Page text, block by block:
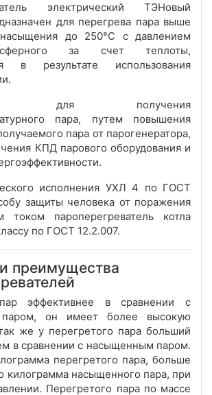
электрический ТЭНовый
для перегрева пара выше
до 250°С с давлением
за счет теплоты,
в результате использования
для получения
пара, путем повышения
пара от парогенератора,
КПД парового оборудования и
исполнения УХЛ 4 по ГОСТ
защиты человека от поражения
током пароперегреватель котла
по ГОСТ 12.2.007.
преимущества
эффективнее в сравнении с
он имеет более высокую
же у перегретого пара больший
в сравнении с насыщенным паром.
перегретого пара, больше
килограмма насыщенного пара, при
Перегретого пара по массе